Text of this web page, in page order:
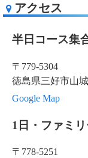
アクセス
半日コース集
〒779-5304
徳島県三好市山
Google Map
1日・ファミ
〒778-5251